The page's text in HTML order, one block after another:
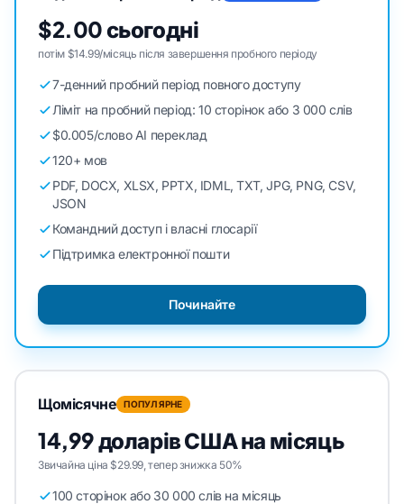
$2.00 сьогодні
потім $14.99/місяць після завершення пробного періоду
7-денний пробний період повного доступу
Ліміт на пробний період: 10 сторінок або 3 000 слів
$0.005/слово AI переклад
120+ мов
PDF, DOCX, XLSX, PPTX, IDML, TXT, JPG, PNG, CSV,
JSON
Командний доступ і власні глосарії
Підтримка електронної пошти
Починайте
Щомісячне ПОПУЛЯРНЕ
14,99 доларів США на місяць
Звичайна ціна $29.99, тепер знижка 50%
100 сторінок або 30 000 слів на місяць